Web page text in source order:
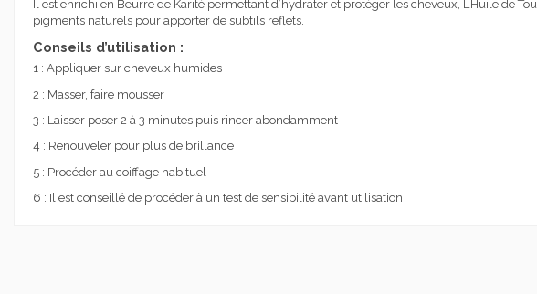
Il est enrichi en Beurre de Karité permettant d’hydrater et protéger les cheveux, L’Huile de
pigments naturels pour apporter de subtils reflets.
Conseils d’utilisation :
1 : Appliquer sur cheveux humides
2 : Masser, faire mousser
3 : Laisser poser 2 à 3 minutes puis rincer abondamment
4 : Renouveler pour plus de brillance
5 : Procéder au coiffage habituel
6 : Il est conseillé de procéder à un test de sensibilité avant utilisation